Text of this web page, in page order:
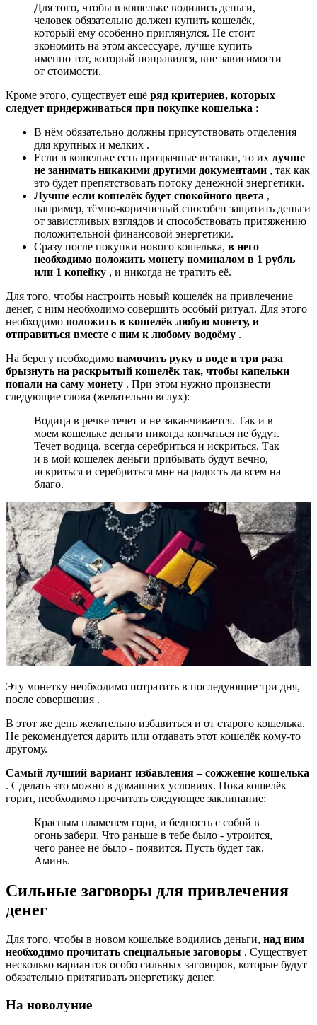
Для того, чтобы в кошельке водились деньги,
человек обязательно должен купить кошелёк,
который ему особенно приглянулся. Не стоит
экономить на этом аксессуаре, лучше купить
именно тот, который понравился, вне зависимости
от стоимости.
Кроме этого, существует ещё ряд критериев, которых
следует придерживаться при покупке кошелька :
В нём обязательно должны присутствовать отделения
для крупных и мелких .
Если в кошельке есть прозрачные вставки, то их лучше
не занимать никакими другими документами , так как
это будет препятствовать потоку денежной энергетики.
Лучше если кошелёк будет спокойного цвета ,
например, тёмно-коричневый способен защитить деньги
от завистливых взглядов и способствовать притяжению
положительной финансовой энергетики.
Сразу после покупки нового кошелька, в него
необходимо положить монету номиналом в 1 рубль
или 1 копейку , и никогда не тратить её.
Для того, чтобы настроить новый кошелёк на привлечение
денег, с ним необходимо совершить особый ритуал. Для этого
необходимо положить в кошелёк любую монету, и
отправиться вместе с ним к любому водоёму .
На берегу необходимо намочить руку в воде и три раза
брызнуть на раскрытый кошелёк так, чтобы капельки
попали на саму монету . При этом нужно произнести
следующие слова (желательно вслух):
Водица в речке течет и не заканчивается. Так и в
моем кошельке деньги никогда кончаться не будут.
Течет водица, всегда серебриться и искриться. Так
и в мой кошелек деньги прибывать будут вечно,
искриться и серебриться мне на радость да всем на
благо.
Эту монетку необходимо потратить в последующие три дня,
после совершения .
В этот же день желательно избавиться и от старого кошелька.
Не рекомендуется дарить или отдавать этот кошелёк кому-то
другому.
Самый лучший вариант избавления – сожжение кошелька
. Сделать это можно в домашних условиях. Пока кошелёк
горит, необходимо прочитать следующее заклинание:
Красным пламенем гори, и бедность с собой в
огонь забери. Что раньше в тебе было - утроится,
чего ранее не было - появится. Пусть будет так.
Аминь.
Сильные заговоры для привлечения
денег
Для того, чтобы в новом кошельке водились деньги, над ним
необходимо прочитать специальные заговоры . Существует
несколько вариантов особо сильных заговоров, которые будут
обязательно притягивать энергетику денег.
На новолуние